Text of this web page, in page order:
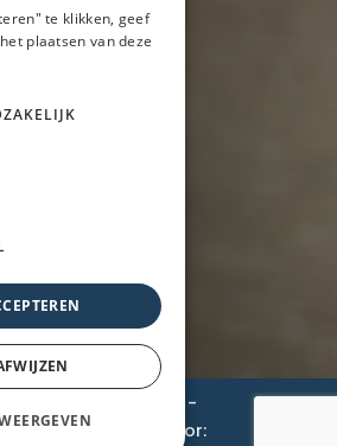
-
- Gemaakt door:
te klikken, geef
plaatsen van deze